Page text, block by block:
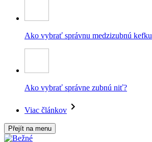
Ako vybrať správnu medzizubnú kefku
Ako vybrať správne zubnú niť?
Viac článkov
Přejít na menu